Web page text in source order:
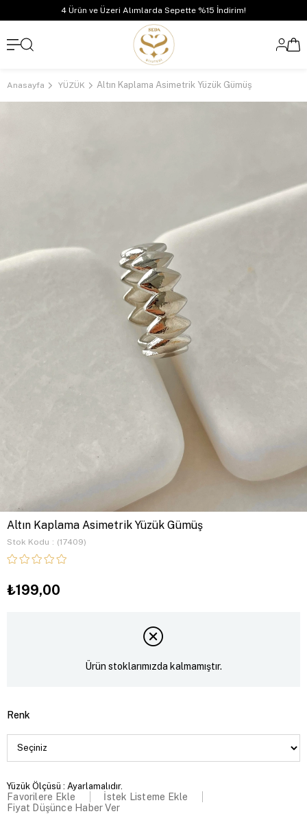
4 Ürün ve Üzeri Alımlarda Sepette %15 İndirim!
Anasayfa YÜZÜK Altın Kaplama Asimetrik Yüzük Gümüş
Altın Kaplama Asimetrik Yüzük Gümüş
Stok Kodu (17409)
₺199,00
Ürün stoklarımızda kalmamıştır.
Renk
Yüzük Ölçüsü : Ayarlamalıdır.
Favorilere Ekle
İstek Listeme Ekle
Fiyat Düşünce Haber Ver